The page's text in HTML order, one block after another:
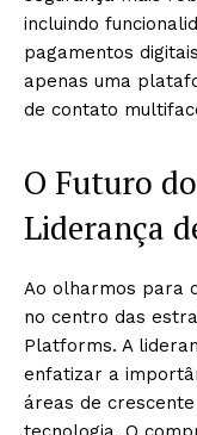
incluindo
pagamentos
apenas uma
de contato
O Futuro
Liderança
Ao olharmos para
no centro das
Platforms. A
enfatizar a
áreas de